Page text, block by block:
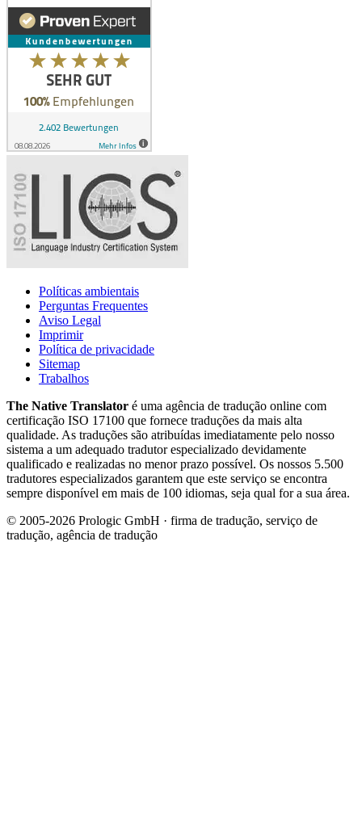
Políticas ambientais
Perguntas Frequentes
Aviso Legal
Imprimir
Política de privacidade
Sitemap
Trabalhos
The Native Translator é uma agência de tradução online com
certificação ISO 17100 que fornece traduções da mais alta
qualidade. As traduções são atribuídas imediatamente pelo nosso
sistema a um adequado tradutor especializado devidamente
qualificado e realizadas no menor prazo possível. Os nossos 5.500
tradutores especializados garantem que este serviço se encontra
sempre disponível em mais de 100 idiomas, seja qual for a sua área.
© 2005-2026 Prologic GmbH · firma de tradução, serviço de
tradução, agência de tradução